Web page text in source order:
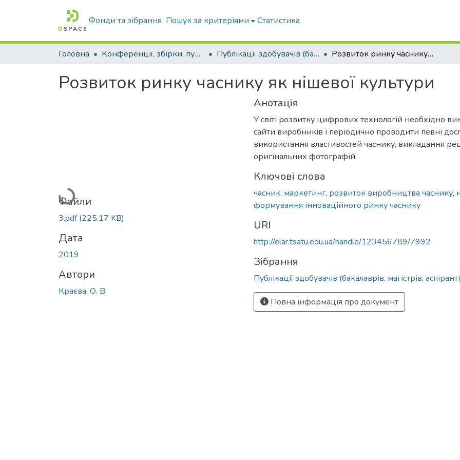
Фонди та зібрання Пошук за критеріями Статистика
Головна Конференції, збірки, публікації молодих вчених і здобувачів : магістрів, бакалаврів, аспірантів. Публікації здобувачів (бакалаврів. магістрів, аспірантів) Розвиток ринку часнику як нішевої культури
Розвиток ринку часнику як нішевої культури
Вантажиться...
Файли
3.pdf(225.17 KB)
Дата
2019
Автори
Краєва, О. В.
Анотація
У світі розвитку цифрових технологій необхідно
сайти виробників і періодично проводити певні
використання властивостей часнику, викладання
оригінальних фотографій.
Ключові слова
часник, маркетинг, розвиток виробництва часнику,
формування інноваційного ринку часнику
URI
http://elar.tsatu.edu.ua/handle/123456789/7992
Зібрання
Публікації здобувачів (бакалаврів. магістрів,
Повна інформація про документ